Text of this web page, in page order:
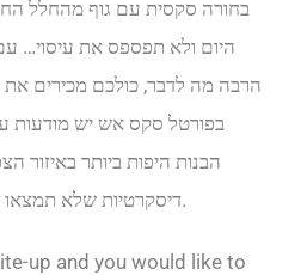
בחורה סקסית עם גוף מהחלל
היום ולא תפספס את עיסוי…
הרבה מה לדבר, כולכם מכירים את
בפורטל סקס אש יש מודעות
הבנות היפות ביותר באיזור
דיסקרטיות שלא תמצאו גם במרכז הארץ ותל אביב.
up and you would like to